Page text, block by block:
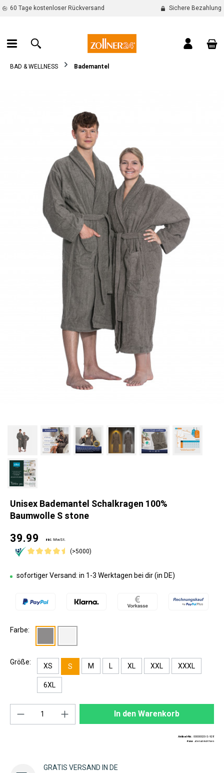
springen
60 Tage kostenloser Rückversand Sichere Bezahlung
BAD & WELLNESS Bademantel
Unisex Bademantel Schalkragen 100%
Baumwolle S stone
39.99 inkl. MwSt.
(>5000)
sofortiger Versand: in 1-3 Werktagen bei dir (in DE)
Farbe:
Größe: XS S M L XL XXL XXXL
6XL
Produkt Anzahl: Gib den gewünschten
In den Warenkorb
Artikel-Nr.: 00000020-S-928
EAN: 4260408437969
GRATIS VERSAND IN DE